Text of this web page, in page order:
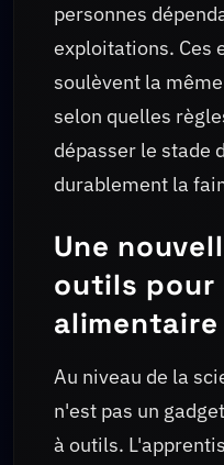
personnes
exploitations. Ces
soulèvent la
selon quelles
dépasser le stade
durablement la
Une
outils
alimentaire
Au niveau de la
n'est pas un
à outils.